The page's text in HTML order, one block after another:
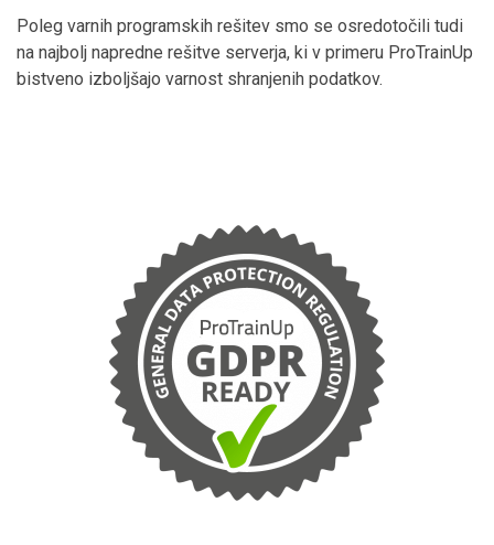
Poleg varnih programskih rešitev smo se osredotočili tudi
na najbolj napredne rešitve serverja, ki v primeru ProTrainUp
bistveno izboljšajo varnost shranjenih podatkov.